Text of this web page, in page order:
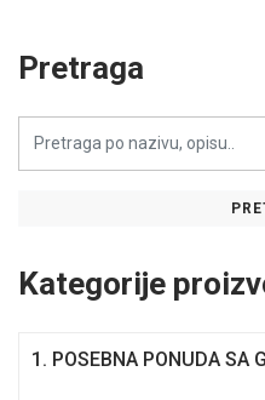
Pretraga
Kategorije
1. POSEBNA PONUDA SA